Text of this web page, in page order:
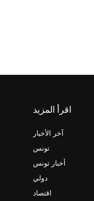
اقرأ المزيد
آخر الأخبار
تونس
أخبار تونس
دولي
اقتصاد